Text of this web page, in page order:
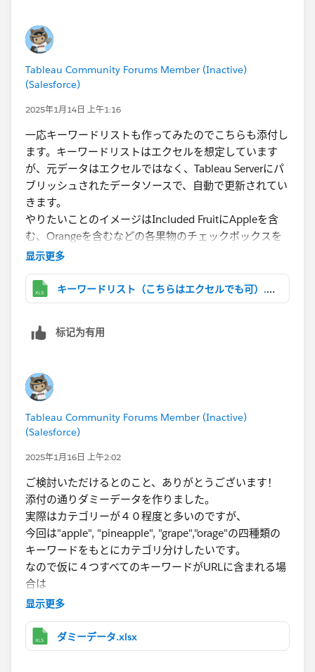
Tableau Community Forums Member (Inactive)
(Salesforce)
2025年1月14日 上午1:16
一応キーワードリストも作ってみたのでこちらも添付し
ます。キーワードリストはエクセルを想定しています
が、元データはエクセルではなく、Tableau Serverにパ
ブリッシュされたデータソースで、自動で更新されてい
きます。
やりたいことのイメージはIncluded FruitにAppleを含
む、Orangeを含むなどの各果物のチェックボックスを
用意し、複数選択できるようにすることです。
「Appleを含む」OR「Orangeを含む」のデータが表示
されることが理想です。
显示更多
キーワードリスト（こちらはエクセルでも可）.xlsx
标记为有用
Tableau Community Forums Member (Inactive)
(Salesforce)
2025年1月16日 上午2:02
ご検討いただけるとのこと、ありがとうございます！
添付の通りダミーデータを作りました。
実際は​カテゴリーが４０程度と多いのですが、
今回は"apple", "pineapple", "grape","orage"の四種類の
キーワードをもとにカテゴリ分けしたいです。
なので仮に４つすべてのキーワードがURLに含まれる場
合は
４行に分かれるイメージと考えています。
エクセルファイルにTableau Prep​で処理を走らせるのが
理想です。
显示更多
ダミーデータ.xlsx